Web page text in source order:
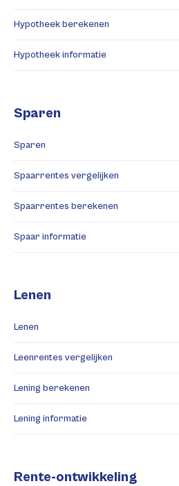
Hypotheek berekenen
Hypotheek informatie
Sparen
Sparen
Spaarrentes vergelijken
Spaarrentes berekenen
Spaar informatie
Lenen
Lenen
Leenrentes vergelijken
Lening berekenen
Lening informatie
Rente-ontwikkeling